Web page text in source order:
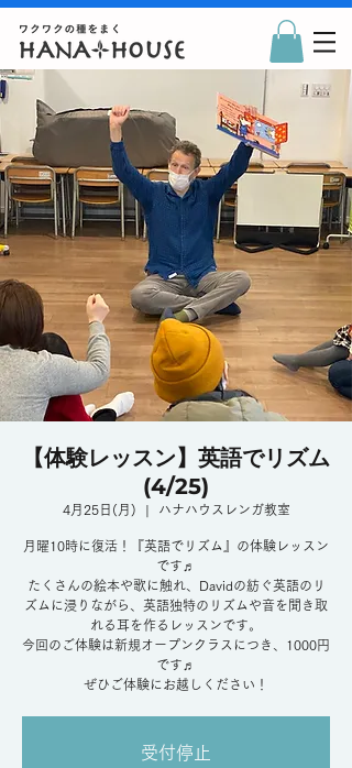
【体験レッスン】英語でリズム
(4/25)
4月25日(月)
  |
ハナハウスレンガ教室
月曜10時に復活！『英語でリズム』の体験レッスン
です♬
たくさんの絵本や歌に触れ、Davidの紡ぐ英語のリ
ズムに浸りながら、英語独特のリズムや音を聞き取
れる耳を作るレッスンです。
今回のご体験は新規オープンクラスにつき、1000円
です♬
ぜひご体験にお越しください！
受付停止